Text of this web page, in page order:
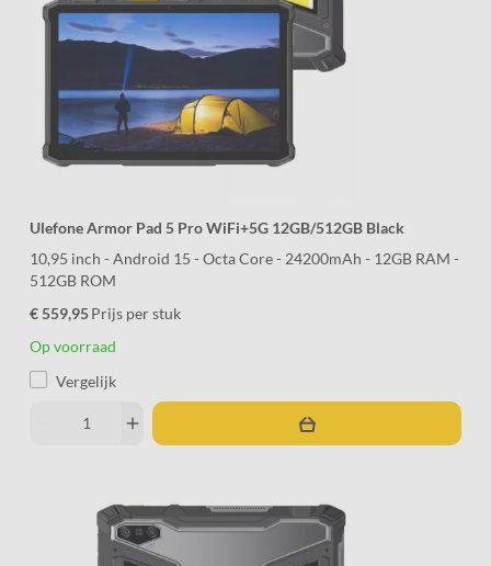
Ulefone Armor Pad 5 Pro WiFi+5G 12GB/512GB Black
10,95 inch - Android 15 - Octa Core - 24200mAh - 12GB RAM -
512GB ROM
€ 559,95Prijs per stuk
Op voorraad
Vergelijk
add